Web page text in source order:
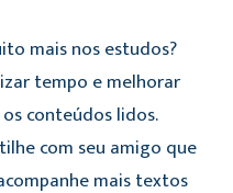
mais nos estudos?
tempo e melhorar
conteúdos lidos.
com seu amigo que
mais textos